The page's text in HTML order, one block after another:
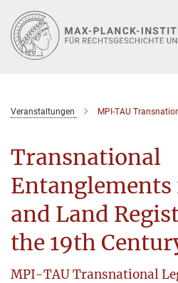
Hauptinhalt
Veranstaltungen MPI-TAU
Transnational
and Land
the 19th
MPI-TAU Transnational